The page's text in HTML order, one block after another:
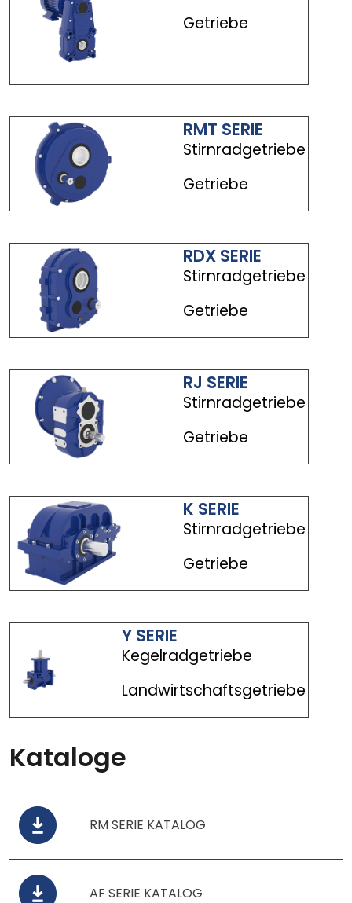
Getriebe
RMT SERIE
Stirnradgetriebe
Getriebe
RDX SERIE
Stirnradgetriebe
Getriebe
RJ SERIE
Stirnradgetriebe
Getriebe
K SERIE
Stirnradgetriebe
Getriebe
Y SERIE
Kegelradgetriebe
Landwirtschaftsgetriebe
Kataloge
RM SERIE KATALOG
AF SERIE KATALOG